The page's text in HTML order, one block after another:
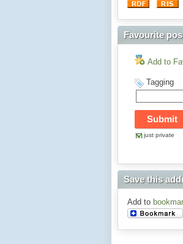
Favourite
Add to
Tagging
just private
Save this
Add to